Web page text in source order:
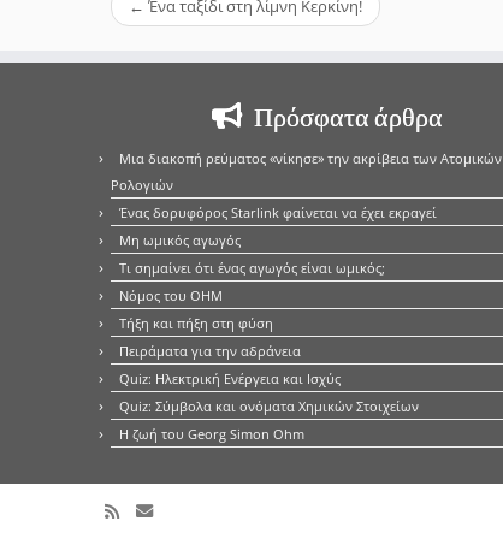
← Ένα ταξίδι στη λίμνη Κερκίνη!
Πρόσφατα άρθρα
Μια διακοπή ρεύματος «νίκησε» την ακρίβεια των Ατομικών
Ρολογιών
Ένας δορυφόρος Starlink φαίνεται να έχει εκραγεί
Μη ωμικός αγωγός
Τι σημαίνει ότι ένας αγωγός είναι ωμικός;
Νόμος του OHM
Τήξη και πήξη στη φύση
Πειράματα για την αδράνεια
Quiz: Ηλεκτρική Ενέργεια και Ισχύς
Quiz: Σύμβολα και ονόματα Χημικών Στοιχείων
Η ζωή του Georg Simon Ohm